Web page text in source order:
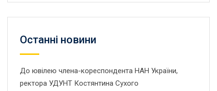
Останнi новини
До ювілею члена-кореспондента НАН України,
ректора УДУНТ Костянтина Сухого